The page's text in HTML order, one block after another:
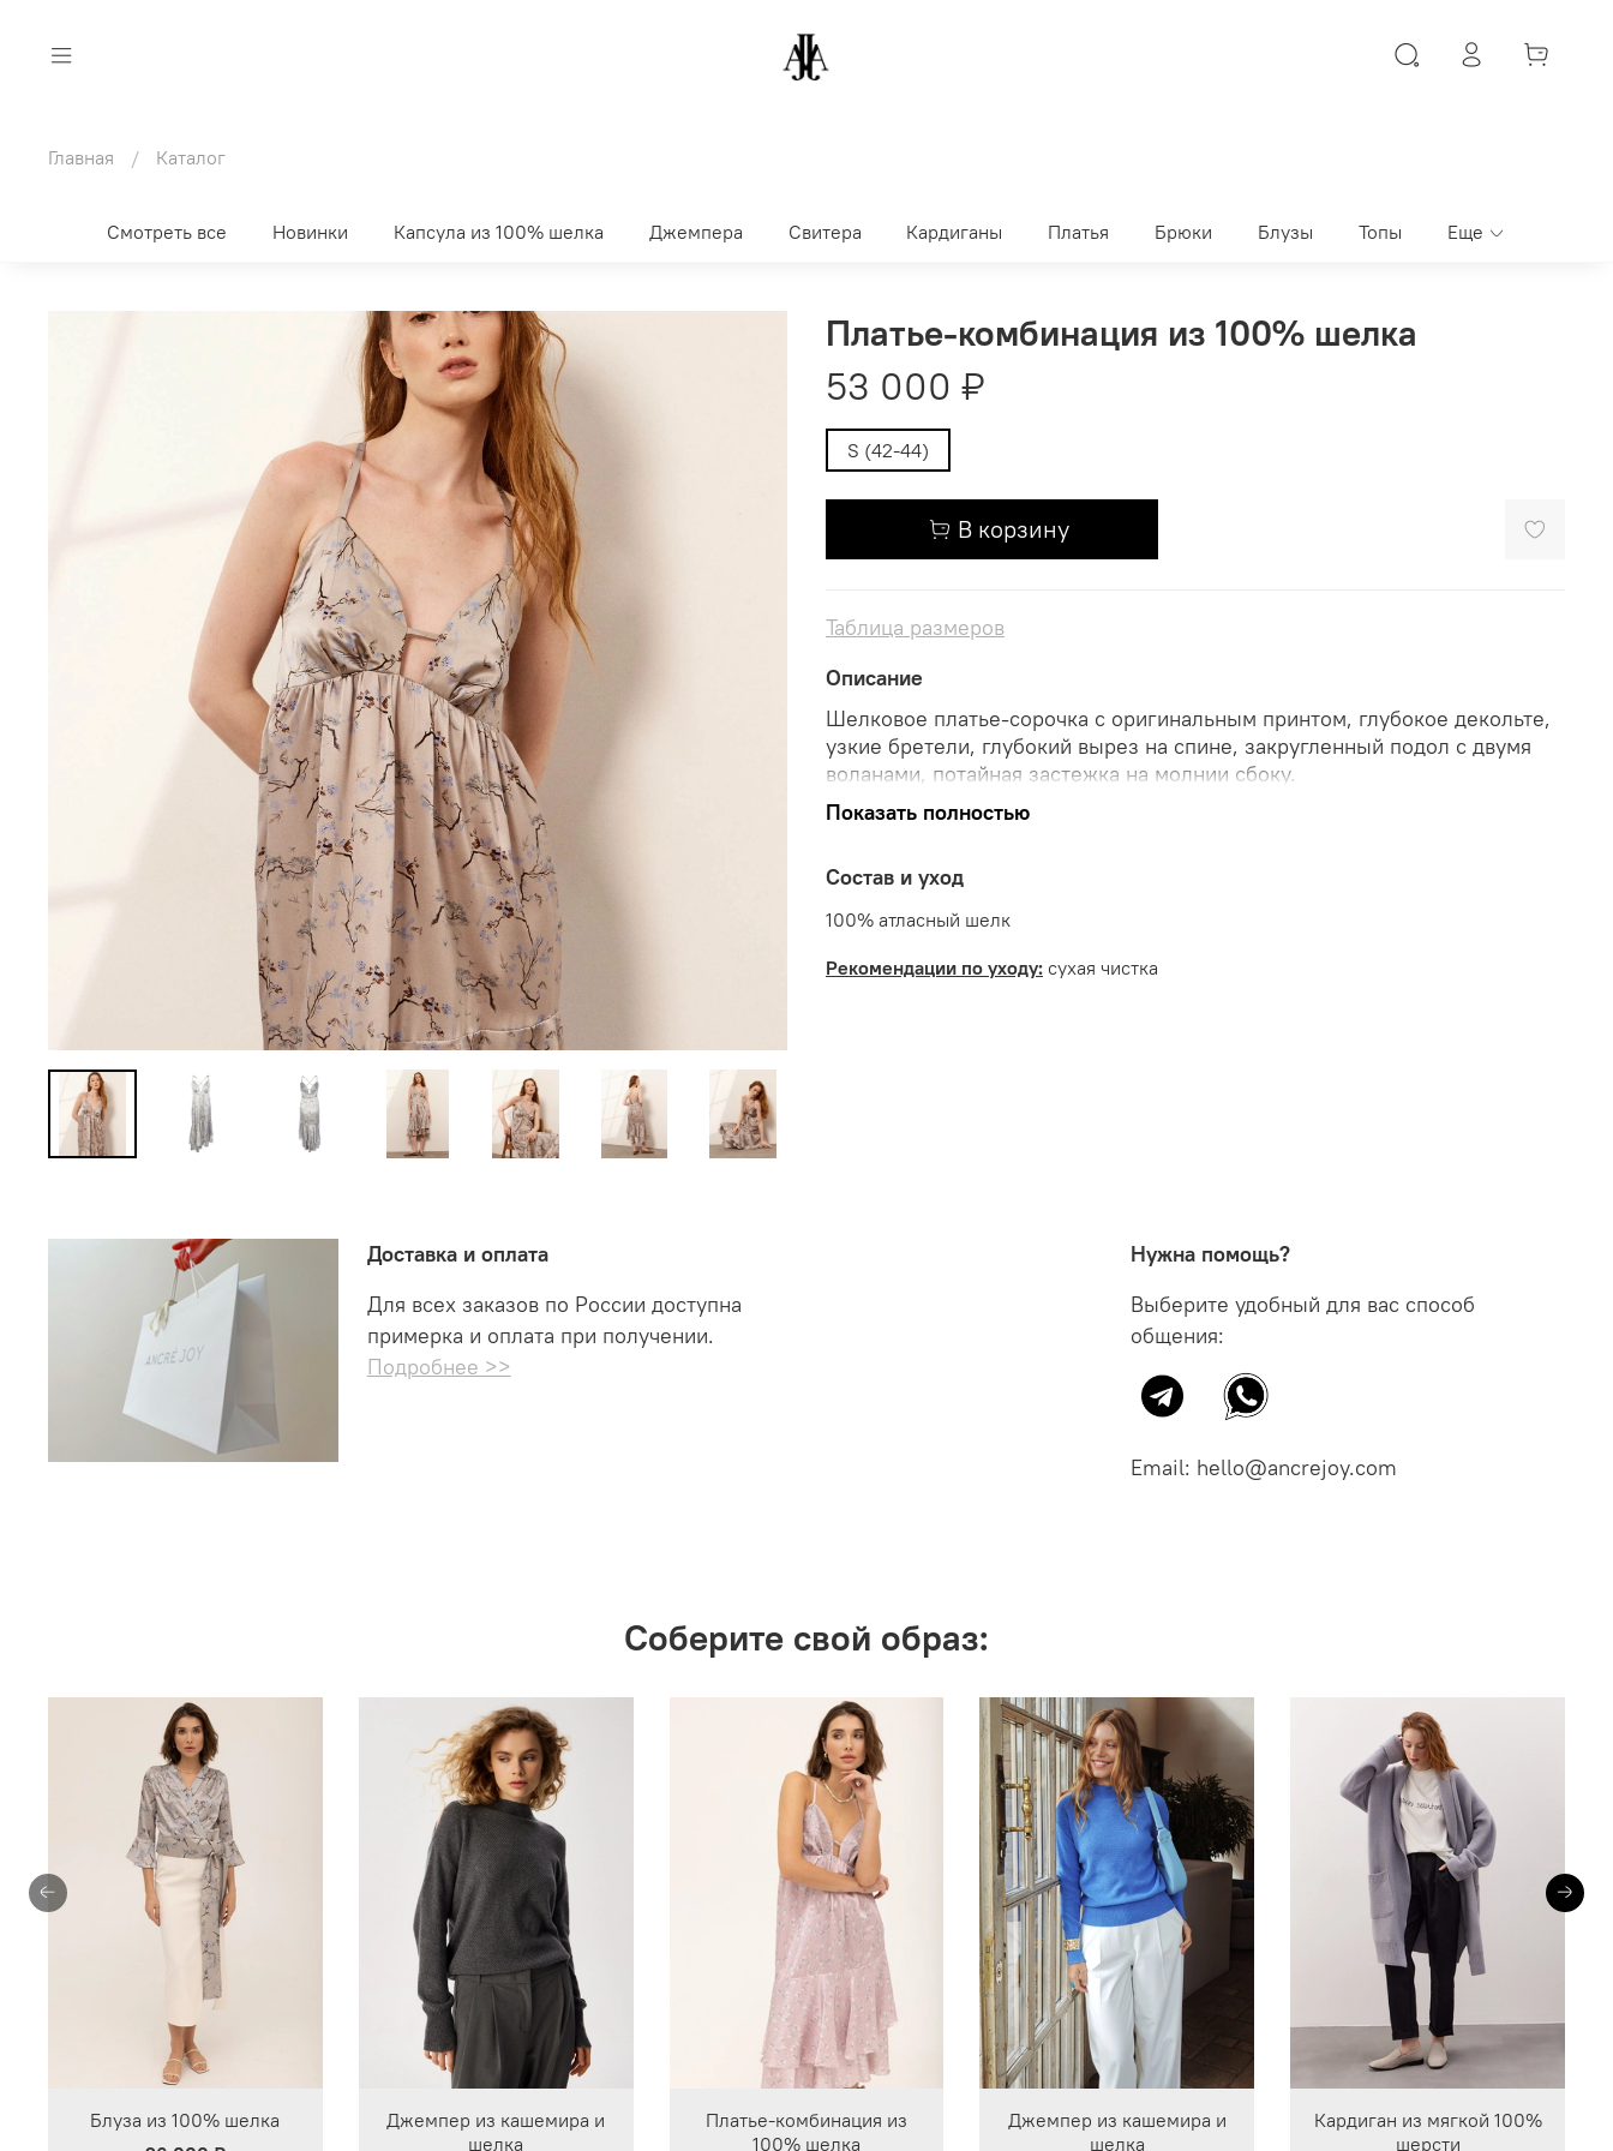
Главная Каталог
Смотреть все Новинки Капсула из 100% шелка Джемпера Свитера Кардиганы Платья Брюки Блузы Топы Еще
Платье-комбинация из 100% шелка
53 000 ₽
S (42-44)
В корзину
Таблица размеров
Описание
Шелковое платье-сорочка с оригинальным принтом, глубокое декольте,
узкие бретели, глубокий вырез на спине, закругленный подол с двумя
воланами, потайная застежка на молнии сбоку.
Цвет:серо-голубой
Другие цвета:
Образ и размер:на модели размер S (42-44). Параметры: рост 172,
кашемир/шелк.
Показать полностью
Состав и уход
100% атласный шелк
Рекомендации по уходу: сухая чистка
Доставка и оплата
Для всех заказов по России доступна
примерка и оплата при получении.
Подробнее >>
Нужна помощь?
Выберите удобный для вас способ
общения:
Email: hello@ancrejoy.com
Соберите свой образ:
Блуза из 100% шелка
Джемпер из кашемира и
шелка
Платье-комбинация из
100% шелка
Джемпер из кашемира и
шелка
Кардиган из мягкой 100%
шерсти